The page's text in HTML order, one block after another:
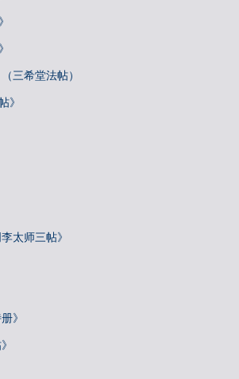
三希堂法帖）
》
太师三帖》
》